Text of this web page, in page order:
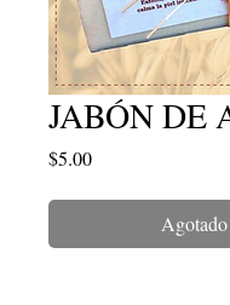
JABÓN DE
$5.00Precio
Agotado